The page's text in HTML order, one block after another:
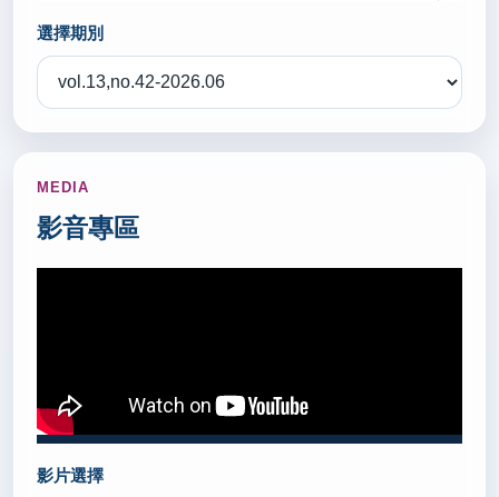
2026/06/23
2026/06/22
2026/06/18
(轉載自 聯合報 115.6.18)
選擇期別
MEDIA
影音專區
影片選擇